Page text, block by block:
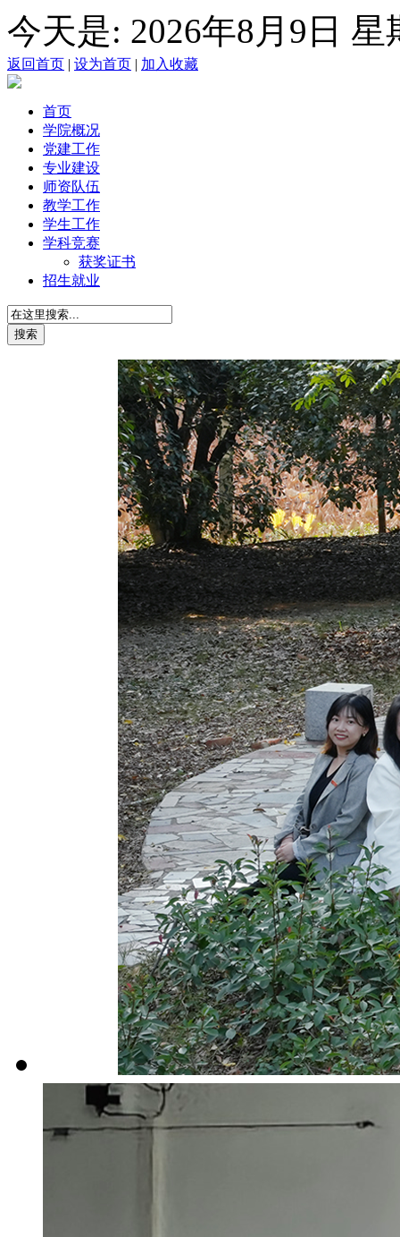
今天是: 2026年8月9日
返回首页 | 设为首页 | 加入收藏
首页
学院概况
党建工作
专业建设
师资队伍
教学工作
学生工作
学科竞赛
获奖证书
招生就业